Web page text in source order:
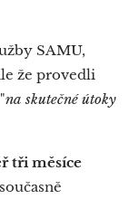
SAMU,
že provedli
na skutečné útoky
tři měsíce